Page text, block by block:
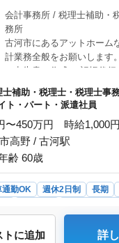
確保しながら、業務に
す。 ＜50代活躍中＞
く活躍できる環境を整
多数在籍し、経験や知
また、職場全体が和やか
更なる成長を目指しま
会計事務所 / 税理士補助・税理士・税理士事
務所
古河市にあるアットホーム
計業務全般をお願いします
・申告書の作成 ・記帳代行
・巡回監査 ・税務に関係す
営アドバイス ◯能力に合わ
いしていきますので、ブラ
です。 ☆50代以上のベテラ
ア世代大歓迎の企業です。
い。
補助・税理士・税理士事
ト・パート・派遣社員
〜450万円 時給1,000
高野 / 古河駅
齢 60歳
通勤OK 週休2日制 長期
に追加 詳